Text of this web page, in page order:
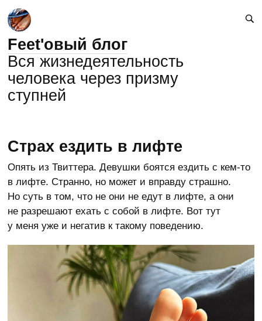
Feet'овый блог
Вся жизнедеятельность
человека через призму
ступней
Страх ездить в лифте
Опять из Твиттера. Девушки боятся ездить с кем-то
в лифте. Странно, но может и вправду страшно.
Но суть в том, что не они не едут в лифте, а они
не разрешают ехать с собой в лифте. Вот тут
у меня уже и негатив к такому поведению.